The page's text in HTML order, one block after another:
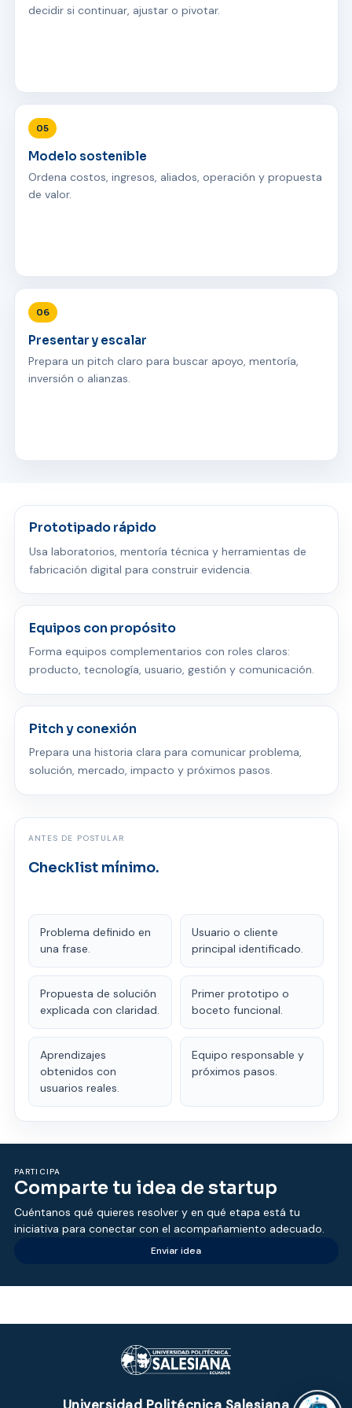
decidir si continuar, ajustar o pivotar.
05
Modelo sostenible
Ordena costos, ingresos, aliados, operación y propuesta
de valor.
06
Presentar y escalar
Prepara un pitch claro para buscar apoyo, mentoría,
inversión o alianzas.
Prototipado rápido
Usa laboratorios, mentoría técnica y herramientas de
fabricación digital para construir evidencia.
Equipos con propósito
Forma equipos complementarios con roles claros:
producto, tecnología, usuario, gestión y comunicación.
Pitch y conexión
Prepara una historia clara para comunicar problema,
solución, mercado, impacto y próximos pasos.
ANTES DE POSTULAR
Checklist mínimo.
Problema definido en
una frase.
Usuario o cliente
principal identificado.
Propuesta de solución
explicada con claridad.
Primer prototipo o
boceto funcional.
Aprendizajes
obtenidos con
usuarios reales.
Equipo responsable y
próximos pasos.
PARTICIPA
Comparte tu idea de startup
Cuéntanos qué quieres resolver y en qué etapa está tu
iniciativa para conectar con el acompañamiento adecuado.
Enviar idea
ASISTENTE UPS
UPIBOT
Hola, puedo ayudarte a buscar información